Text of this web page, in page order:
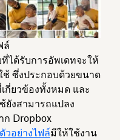
ล์
ได้รับการอัพเดทจะให้
ช้ ซึ่งประกอบด้วยขนาด
กี่ยวข้องทั้งหมด และ
ยังสามารถแปลง
ก Dropbox
อย่างไฟล์มีให้ใช้งาน